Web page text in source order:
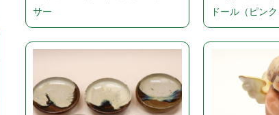
サー
ドール（ピンク